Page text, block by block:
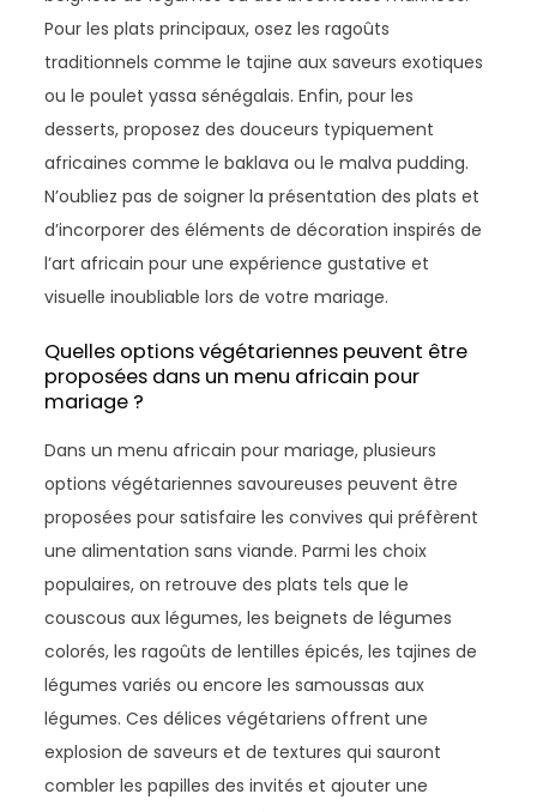
Pour les plats principaux, osez les ragoûts
traditionnels comme le tajine aux saveurs exotiques
ou le poulet yassa sénégalais. Enfin, pour les
desserts, proposez des douceurs typiquement
africaines comme le baklava ou le malva pudding.
N’oubliez pas de soigner la présentation des plats et
d’incorporer des éléments de décoration inspirés de
l’art africain pour une expérience gustative et
visuelle inoubliable lors de votre mariage.
Quelles options végétariennes peuvent être
proposées dans un menu africain pour
mariage ?
Dans un menu africain pour mariage, plusieurs
options végétariennes savoureuses peuvent être
proposées pour satisfaire les convives qui préfèrent
une alimentation sans viande. Parmi les choix
populaires, on retrouve des plats tels que le
couscous aux légumes, les beignets de légumes
colorés, les ragoûts de lentilles épicés, les tajines de
légumes variés ou encore les samoussas aux
légumes. Ces délices végétariens offrent une
explosion de saveurs et de textures qui sauront
combler les papilles des invités et ajouter une